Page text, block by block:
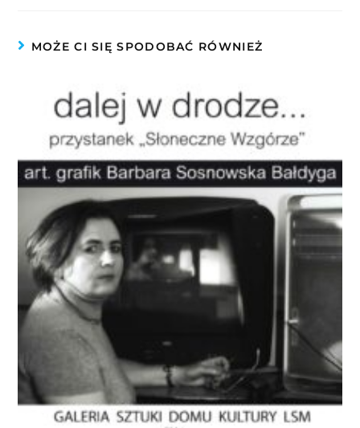
MOŻE CI SIĘ SPODOBAĆ RÓWNIEŻ